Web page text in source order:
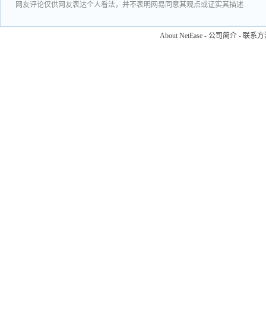
网友评论仅供网友表达个人看法，并不表明网易同意其观点或证实其描述
About NetEase - 公司简介 - 联系方